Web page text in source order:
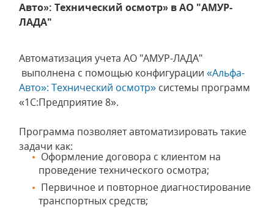
Авто»: Технический осмотр» в АО "АМУР-
ЛАДА"
Автоматизация учета АО "АМУР-ЛАДА"
выполнена с помощью конфигурации «Альфа-
Авто»: Технический осмотр» системы программ
«1С:Предприятие 8».
Программа позволяет автоматизировать такие
задачи как:
Оформление договора с клиентом на
проведение технического осмотра;
Первичное и повторное диагностирование
транспортных средств;